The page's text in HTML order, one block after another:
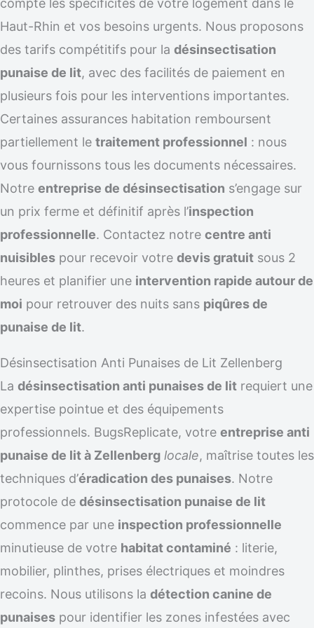
Haut-Rhin et vos besoins urgents. Nous proposons
des tarifs compétitifs pour la désinsectisation
punaise de lit, avec des facilités de paiement en
plusieurs fois pour les interventions importantes.
Certaines assurances habitation remboursent
partiellement le traitement professionnel : nous
vous fournissons tous les documents nécessaires.
Notre entreprise de désinsectisation s’engage sur
un prix ferme et définitif après l’inspection
professionnelle. Contactez notre centre anti
nuisibles pour recevoir votre devis gratuit sous 2
heures et planifier une intervention rapide autour de
moi pour retrouver des nuits sans piqûres de
punaise de lit.
Désinsectisation Anti Punaises de Lit Zellenberg
La désinsectisation anti punaises de lit requiert une
expertise pointue et des équipements
professionnels. BugsReplicate, votre entreprise anti
punaise de lit à Zellenberg locale, maîtrise toutes les
techniques d’éradication des punaises. Notre
protocole de désinsectisation punaise de lit
commence par une inspection professionnelle
minutieuse de votre habitat contaminé : literie,
mobilier, plinthes, prises électriques et moindres
recoins. Nous utilisons la détection canine de
punaises pour identifier les zones infestées avec